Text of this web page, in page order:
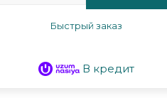
Быстрый заказ
В кредит